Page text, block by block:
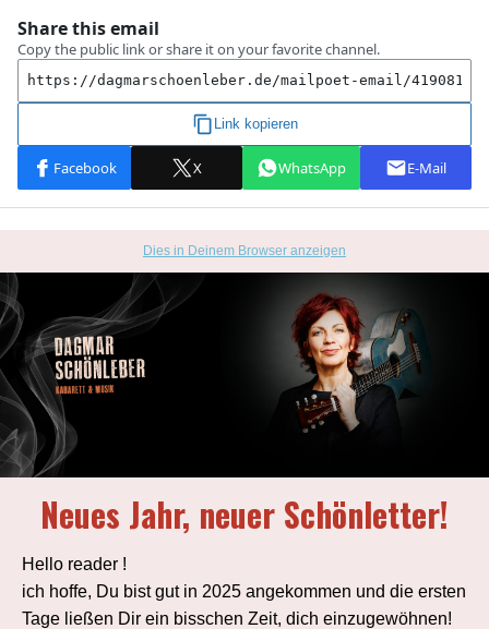
Dies in Deinem Browser anzeigen
Neues Jahr, neuer Schönletter!
Hello reader !
ich hoffe, Du bist gut in 2025 angekommen und die ersten
Tage ließen Dir ein bisschen Zeit, dich einzugewöhnen!